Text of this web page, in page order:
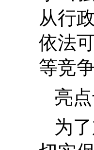
从行
依法
等竞
亮
为